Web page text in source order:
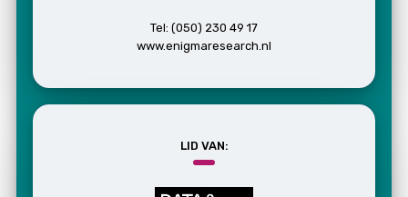
Tel: (050) 230 49 17
www.enigmaresearch.nl
LID VAN: